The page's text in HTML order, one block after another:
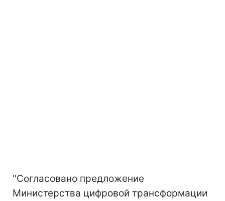
"Согласовано предложение
Министерства цифровой трансформации